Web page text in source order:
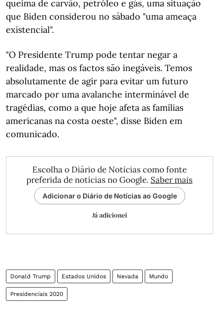
queima de carvão, petróleo e gás, uma situação
que Biden considerou no sábado "uma ameaça
existencial".
"O Presidente Trump pode tentar negar a
realidade, mas os factos são inegáveis. Temos
absolutamente de agir para evitar um futuro
marcado por uma avalanche interminável de
tragédias, como a que hoje afeta as famílias
americanas na costa oeste", disse Biden em
comunicado.
Escolha o Diário de Notícias como fonte
preferida de notícias no Google. Saber mais
Adicionar o Diário de Notícias ao Google
Já adicionei
Donald Trump Estados Unidos Nevada Mundo
Presidenciais 2020